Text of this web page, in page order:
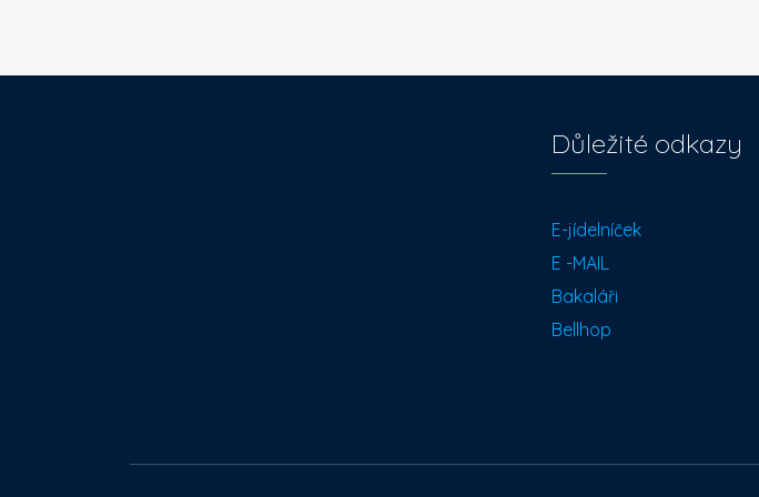
Důležité odkazy
E-jídelníček
E -MAIL
Bakaláři
Bellhop